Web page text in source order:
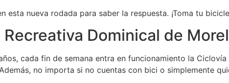
esta nueva rodada para saber la respuesta. ¡Toma tu
Dominical de
cada fin de semana entra en funcionamiento la
no importa si no cuentas con bici o simplemente